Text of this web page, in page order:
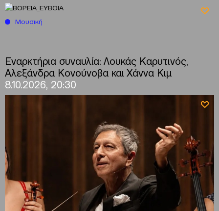
Μουσική
Εναρκτήρια συναυλία: Λουκάς Καρυτινός,
Αλεξάνδρα Κονούνοβα και Χάννα Κιμ
8.10.2026, 20:30